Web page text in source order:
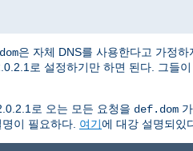
은 자체 DNS를 사용한다고 가정하
로 설정하기만 하면 된다. 그들
로 오는 모든 요청을 def.dom
이 필요하다. 여기에 대강 설명되있